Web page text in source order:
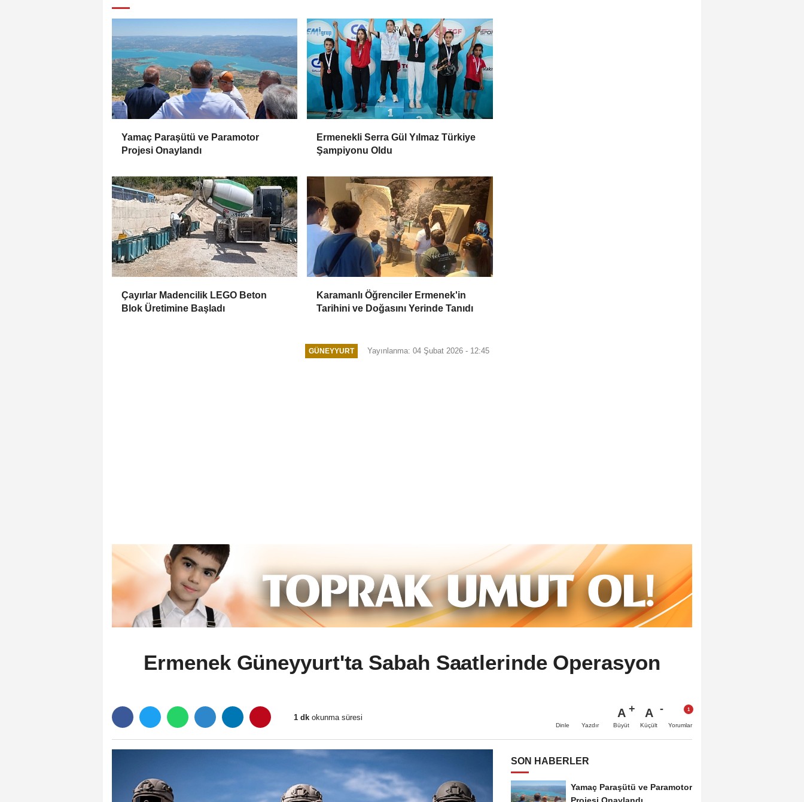
Yamaç Paraşütü ve Paramotor
Projesi Onaylandı
Ermenekli Serra Gül Yılmaz Türkiye
Şampiyonu Oldu
Çayırlar Madencilik LEGO Beton
Blok Üretimine Başladı
Karamanlı Öğrenciler Ermenek'in
Tarihini ve Doğasını Yerinde Tanıdı
GÜNEYYURT Yayınlanma: 04 Şubat 2026 - 12:45
Ermenek Güneyyurt'ta Sabah Saatlerinde Operasyon
1 dk okunma süresi
Dinle Yazdır
A
Büyüt
A
Küçült Yorumlar
SON HABERLER
Yamaç Paraşütü ve Paramotor
Projesi Onaylandı